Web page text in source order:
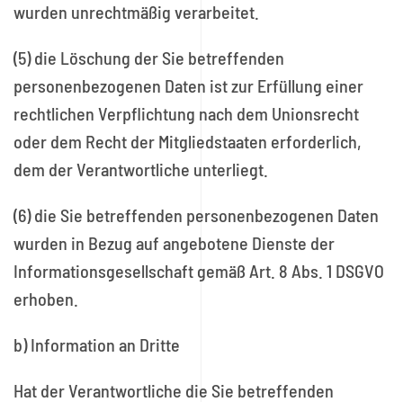
wurden unrechtmäßig verarbeitet.
(5) die Löschung der Sie betreffenden
personenbezogenen Daten ist zur Erfüllung einer
rechtlichen Verpflichtung nach dem Unionsrecht
oder dem Recht der Mitgliedstaaten erforderlich,
dem der Verantwortliche unterliegt.
(6) die Sie betreffenden personenbezogenen Daten
wurden in Bezug auf angebotene Dienste der
Informationsgesellschaft gemäß Art. 8 Abs. 1 DSGVO
erhoben.
b) Information an Dritte
Hat der Verantwortliche die Sie betreffenden